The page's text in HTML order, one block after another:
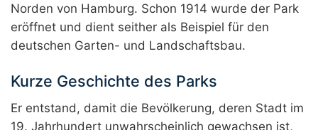
Norden von Hamburg. Schon 1914 wurde der Park
eröffnet und dient seither als Beispiel für den
deutschen Garten- und Landschaftsbau.
Kurze Geschichte des Parks
Er entstand, damit die Bevölkerung, deren Stadt im
19. Jahrhundert unwahrscheinlich gewachsen ist,